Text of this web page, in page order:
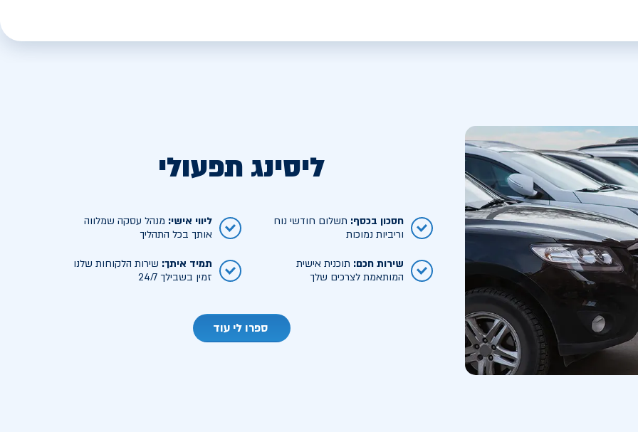
ליסינג תפעולי
חסכון בכסף: תשלום חודשי נוח
וריביות נמוכות
ליווי אישי: מנהל עסקה שמלווה
אותך בכל התהליך
שירות חכם: תוכנית אישית
המותאמת לצרכים שלך
תמיד איתך: שירות הלקוחות שלנו
זמין בשבילך 24/7
ספרו לי עוד